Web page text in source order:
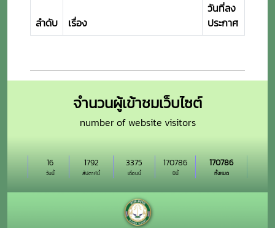
ลำดับ เรื่อง
วันที่ลง
ประกาศ
จำนวนผู้เข้าชมเว็บไซต์
number of website visitors
วันนี้
16
สัปดาห์นี้
1792
เดือนนี้
3375
ปีนี้
170786
ทั้งหมด
170786